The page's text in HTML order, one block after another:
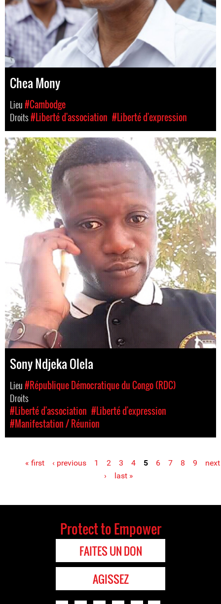
Chea Mony
Lieu#Cambodge
Droits#Liberté d'association #Liberté d'expression
Sony Ndjeka Olela
Lieu#République Démocratique du Congo (RDC)
Droits
#Liberté d'association #Liberté d'expression
#Manifestation / Réunion
Pages« first ‹ previous 1 2 3 4 5 6 7 8 9
next
›
last »
Protect to Empower
FAITES UN DON
AGISSEZ